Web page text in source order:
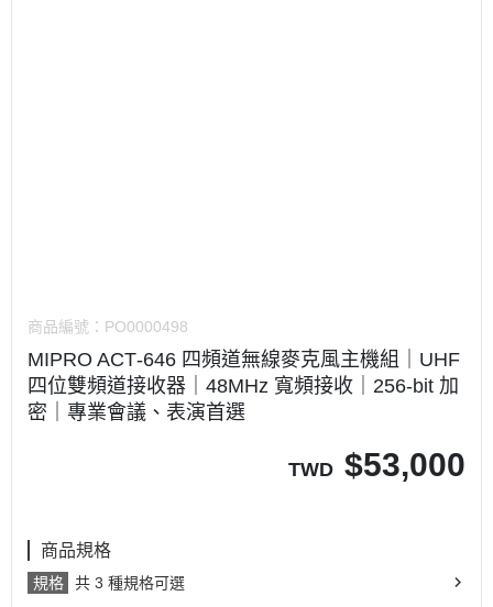
商品編號： PO0000498
MIPRO ACT‑646 四頻道無線麥克風主機組｜UHF
四位雙頻道接收器｜48MHz 寬頻接收｜256‑bit 加
密｜專業會議、表演首選
TWD $53,000
商品規格
規格 共 3 種規格可選